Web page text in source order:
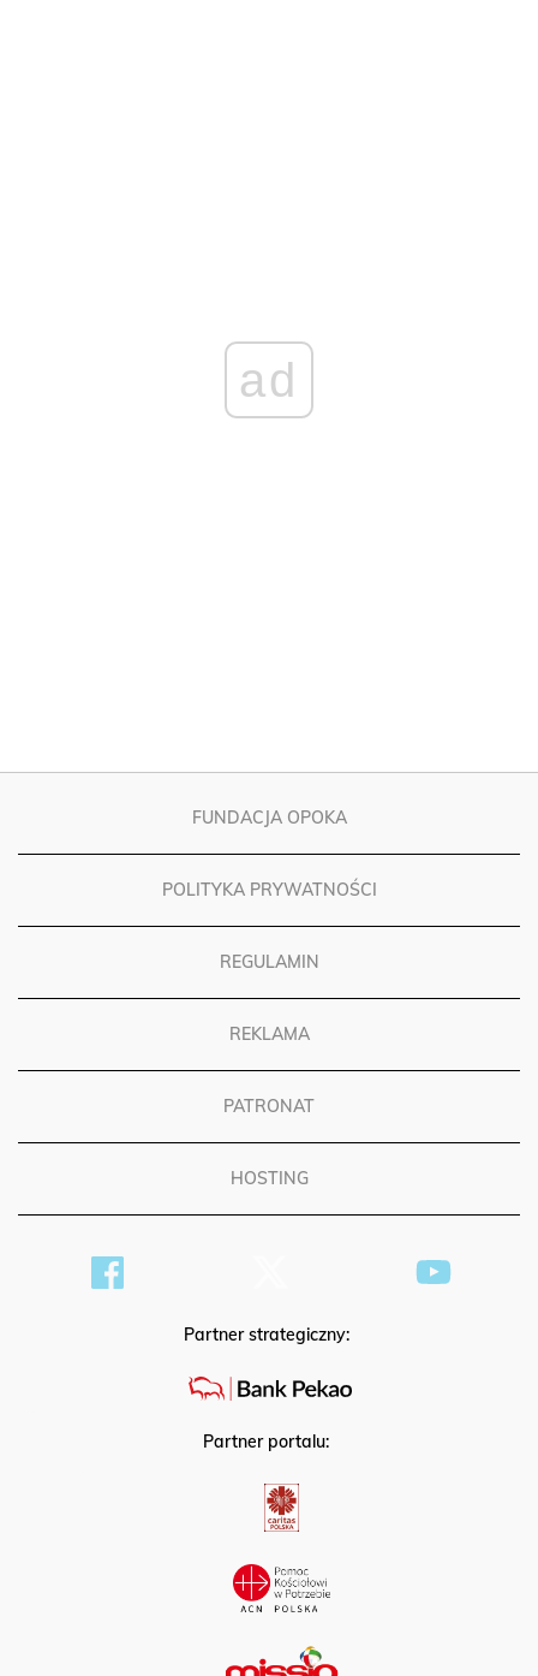
FUNDACJA OPOKA
POLITYKA PRYWATNOŚCI
REGULAMIN
REKLAMA
PATRONAT
HOSTING
Partner strategiczny:
Partner portalu: